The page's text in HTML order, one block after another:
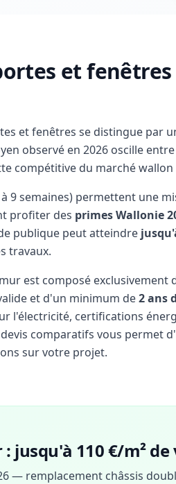
et
et fenêtres se distingue par
observé en 2026 oscille entre
compétitive du marché
9 semaines) permettent une
profiter des primes Wallonie
publique peut atteindre
travaux.
est composé exclusivement
et d'un minimum de2 ans
l'électricité, certifications
comparatifs vous permet
sur votre projet.
jusqu'à 110 €/m²
— remplacement châssis